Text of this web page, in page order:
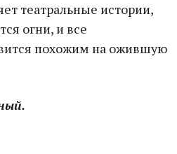
театральные истории,
огни, и все
похожим на ожившую